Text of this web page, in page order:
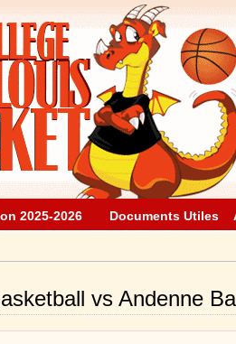
2025-2026 Documents Utiles
vs Andenne